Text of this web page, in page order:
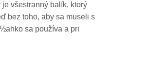
všestranný balík, ktorý
bez toho, aby sa museli s
sa používa a pri